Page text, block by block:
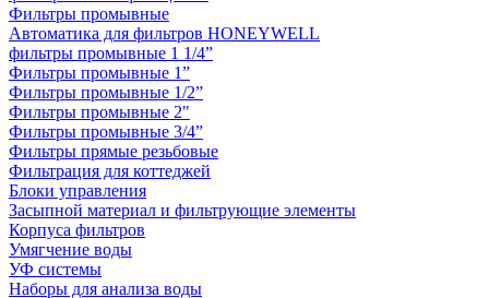
Фильтры промывные
Автоматика для фильтров HONEYWELL
фильтры промывные 1 1/4”
Фильтры промывные 1”
Фильтры промывные 1/2”
Фильтры промывные 2"
Фильтры промывные 3/4”
Фильтры прямые резьбовые
Фильтрация для коттеджей
Блоки управления
Засыпной материал и фильтрующие элементы
Корпуса фильтров
Умягчение воды
УФ системы
Наборы для анализа воды